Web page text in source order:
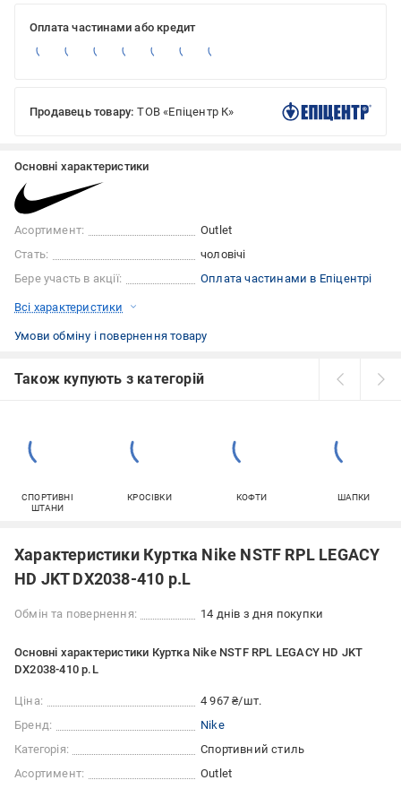
Оплата частинами або кредит
Продавець товару: ТОВ «Епіцентр К»
Основні характеристики
Асортимент:
Outlet
Стать:
чоловічі
Бере участь в акції:
Оплата частинами в Епіцентрі
Всі характеристики
Умови обміну і повернення товару
Також купують з категорій
СПОРТИВНІ
ШТАНИ
КРОСІВКИ КОФТИ ШАПКИ
Характеристики Куртка Nike NSTF RPL LEGACY
HD JKT DX2038-410 р.L
Обмін та повернення: 14 днів з дня покупки
Основні характеристики Куртка Nike NSTF RPL LEGACY HD JKT
DX2038-410 р.L
Ціна:
4 967 ₴/шт.
Бренд:
Nike
Категорія:
Спортивний стиль
Асортимент:
Outlet